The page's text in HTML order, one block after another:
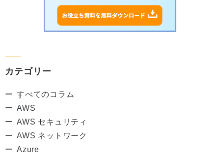
カテゴリー
すべてのコラム
AWS
AWS セキュリティ
AWS ネットワーク
Azure